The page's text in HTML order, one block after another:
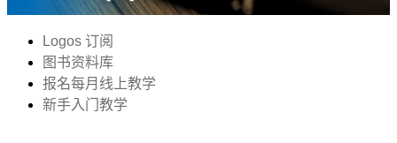
Logos 订阅
图书资料库
报名每月线上教学
新手入门教学